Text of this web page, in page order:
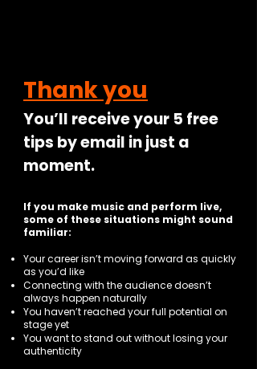
Thank you
You’ll receive your 5 free
tips by email in just a
moment.
If you make music and perform live,
some of these situations might sound
familiar:
Your career isn’t moving forward as quickly
as you’d like
Connecting with the audience doesn’t
always happen naturally
You haven’t reached your full potential on
stage yet
You want to stand out without losing your
authenticity